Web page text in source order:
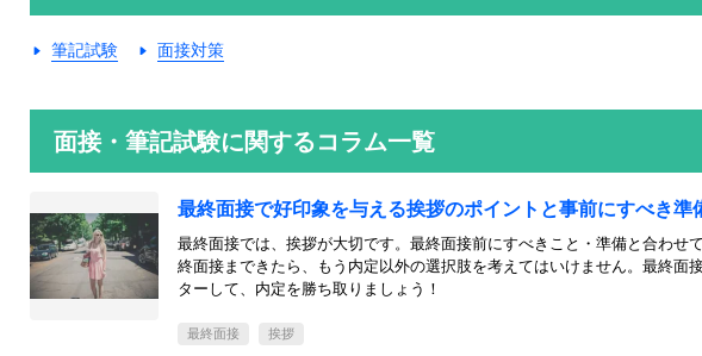
筆記試験 面接対策
面接・筆記試験に関するコラム一覧
最終面接で好印象を与える挨拶のポイントと事前にすべき準
最終面接では、挨拶が大切です。最終面接前にすべきこと・準備と合わせ
終面接まできたら、もう内定以外の選択肢を考えてはいけません。最終面
ターして、内定を勝ち取りましょう！
最終面接
挨拶